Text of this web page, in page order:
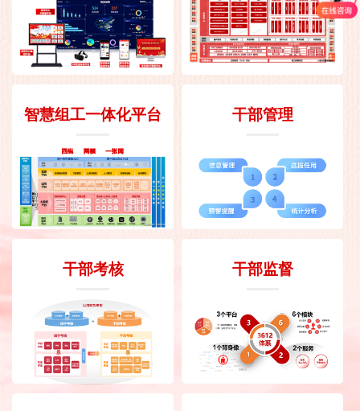
智慧组工一体化平台 干部管理
干部考核 干部监督